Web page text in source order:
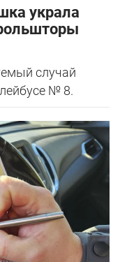
украла
случай
№ 8.